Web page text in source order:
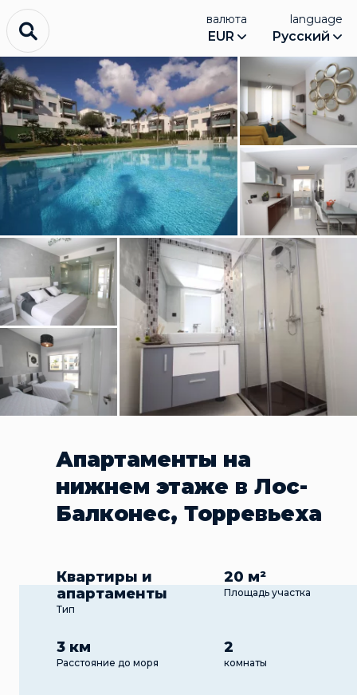
валюта
EUR
language
Русский
Апартаменты на
нижнем этаже в Лос-
Балконес, Торревьеха
Квартиры и
апартаменты
Тип
20 м²
Площадь участка
3 км
Расстояние до моря
2
комнаты